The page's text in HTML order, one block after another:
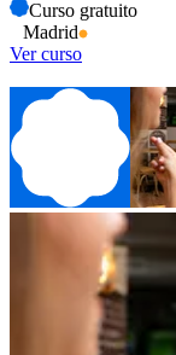
Curso gratuito
Madrid
Ver curso